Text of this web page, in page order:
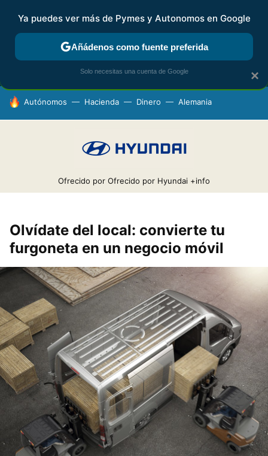
MENÚ NUEVO
FISCALIDAD Y CONTABILIDAD KIT DIGITAL
HOY SE HABLA DE
Autónomos Hacienda Dinero Alemania
Ofrecido por Ofrecido por Hyundai +info
Olvídate del local: convierte tu
furgoneta en un negocio móvil
×
Ya puedes ver más de Pymes y Autonomos en Google
Añádenos como fuente preferida
Solo necesitas una cuenta de Google